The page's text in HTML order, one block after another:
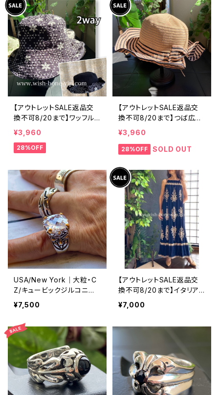
【アウトレットSALE返品交
換不可8/20まで】ワッフル
立体フラワー＆無地 2way
リバーシブルハット・ワイヤ
ー入り変形ハット・フラワー
¥3,960
28%OFF
【アウトレットSALE返品交
換不可8/20まで】つば広サ
マーハット・通気性・軽量 ワ
イヤー入りハット ボーダー
＆BIGリボン・女優帽 UV/紫
帽子【ベージュ】
¥3,960
28%OFF SOLD OUT
USA/New York｜大粒・C
Z/キュービックジルコニア
アンティークデザイン｜ゴッ
ドリング｜クリア＆シルバー
＆ゴールド
¥7,500
【アウトレットSALE返品交
換不可8/20まで】イタリア
製マキシワンピース イン
ポート ロングワンピース ロ
ー
¥7,000